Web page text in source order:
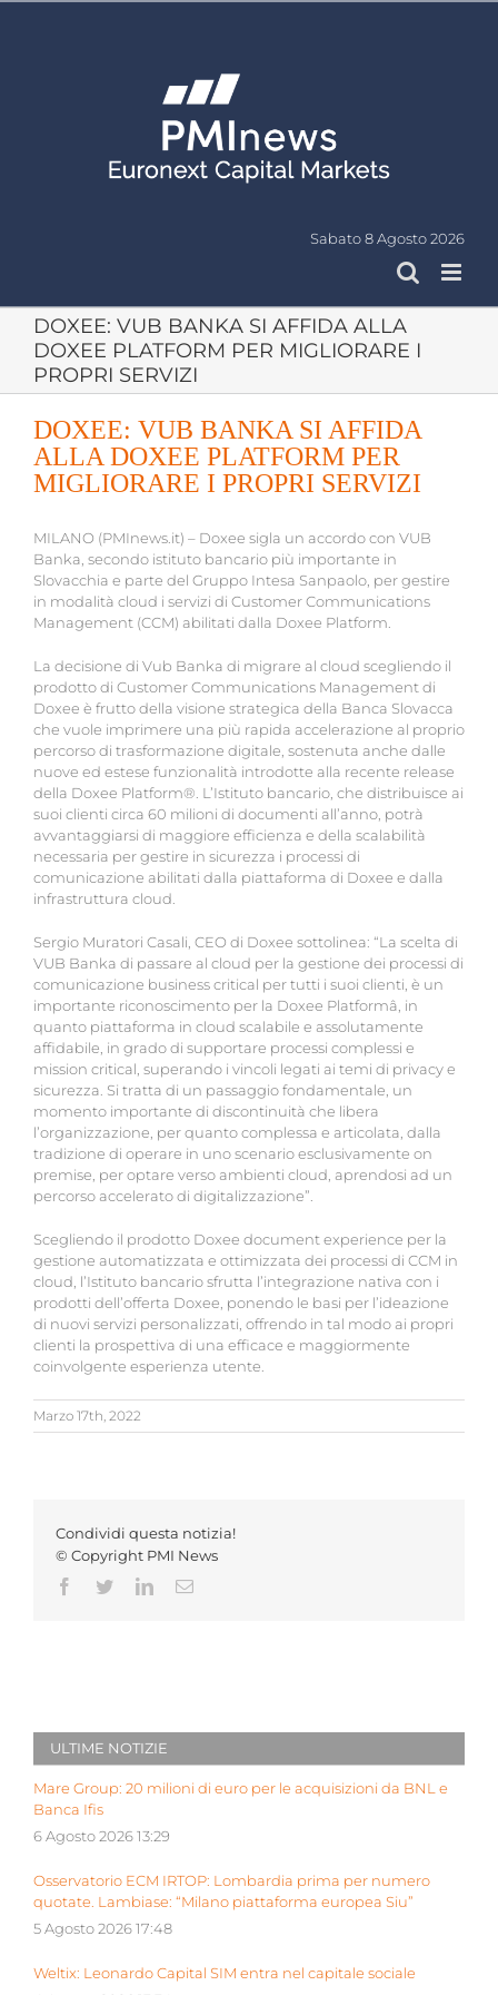
Sabato 8 Agosto 2026
DOXEE: VUB BANKA SI AFFIDA ALLA
DOXEE PLATFORM PER MIGLIORARE I
PROPRI SERVIZI
DOXEE: VUB BANKA SI AFFIDA
ALLA DOXEE PLATFORM PER
MIGLIORARE I PROPRI SERVIZI
MILANO (PMInews.it) – Doxee sigla un accordo con VUB
Banka, secondo istituto bancario più importante in
Slovacchia e parte del Gruppo Intesa Sanpaolo, per gestire
in modalità cloud i servizi di Customer Communications
Management (CCM) abilitati dalla Doxee Platform.
La decisione di Vub Banka di migrare al cloud scegliendo il
prodotto di Customer Communications Management di
Doxee è frutto della visione strategica della Banca Slovacca
che vuole imprimere una più rapida accelerazione al proprio
percorso di trasformazione digitale, sostenuta anche dalle
nuove ed estese funzionalità introdotte alla recente release
della Doxee Platform®. L’Istituto bancario, che distribuisce ai
suoi clienti circa 60 milioni di documenti all’anno, potrà
avvantaggiarsi di maggiore efficienza e della scalabilità
necessaria per gestire in sicurezza i processi di
comunicazione abilitati dalla piattaforma di Doxee e dalla
infrastruttura cloud.
Sergio Muratori Casali, CEO di Doxee sottolinea: “La scelta di
VUB Banka di passare al cloud per la gestione dei processi di
comunicazione business critical per tutti i suoi clienti, è un
importante riconoscimento per la Doxee Platformâ, in
quanto piattaforma in cloud scalabile e assolutamente
affidabile, in grado di supportare processi complessi e
mission critical, superando i vincoli legati ai temi di privacy e
sicurezza. Si tratta di un passaggio fondamentale, un
momento importante di discontinuità che libera
l’organizzazione, per quanto complessa e articolata, dalla
tradizione di operare in uno scenario esclusivamente on
premise, per optare verso ambienti cloud, aprendosi ad un
percorso accelerato di digitalizzazione”.
Scegliendo il prodotto Doxee document experience per la
gestione automatizzata e ottimizzata dei processi di CCM in
cloud, l’Istituto bancario sfrutta l’integrazione nativa con i
prodotti dell’offerta Doxee, ponendo le basi per l’ideazione
di nuovi servizi personalizzati, offrendo in tal modo ai propri
clienti la prospettiva di una efficace e maggiormente
coinvolgente esperienza utente.
Marzo 17th, 2022
Condividi questa notizia!
© Copyright PMI News
Facebook
TwitterLinkedInEmail
ULTIME NOTIZIE
Mare Group: 20 milioni di euro per le acquisizioni da BNL e
Banca Ifis
6 Agosto 2026 13:29
Osservatorio ECM IRTOP: Lombardia prima per numero
quotate. Lambiase: “Milano piattaforma europea Siu”
5 Agosto 2026 17:48
Weltix: Leonardo Capital SIM entra nel capitale sociale